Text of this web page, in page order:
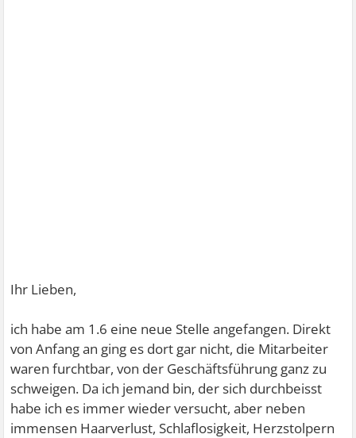
Ihr Lieben,
ich habe am 1.6 eine neue Stelle angefangen. Direkt
von Anfang an ging es dort gar nicht, die Mitarbeiter
waren furchtbar, von der Geschäftsführung ganz zu
schweigen. Da ich jemand bin, der sich durchbeisst
habe ich es immer wieder versucht, aber neben
immensen Haarverlust, Schlaflosigkeit, Herzstolpern